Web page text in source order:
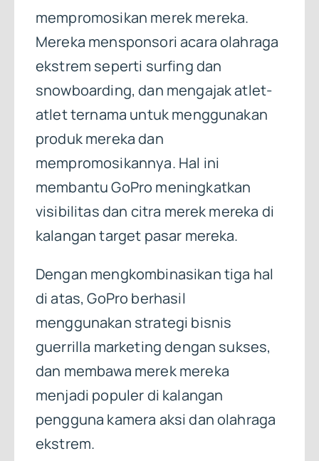
mempromosikan merek mereka.
Mereka mensponsori acara olahraga
ekstrem seperti surfing dan
snowboarding, dan mengajak atlet-
atlet ternama untuk menggunakan
produk mereka dan
mempromosikannya. Hal ini
membantu GoPro meningkatkan
visibilitas dan citra merek mereka di
kalangan target pasar mereka.
Dengan mengkombinasikan tiga hal
di atas, GoPro berhasil
menggunakan strategi bisnis
guerrilla marketing dengan sukses,
dan membawa merek mereka
menjadi populer di kalangan
pengguna kamera aksi dan olahraga
ekstrem.